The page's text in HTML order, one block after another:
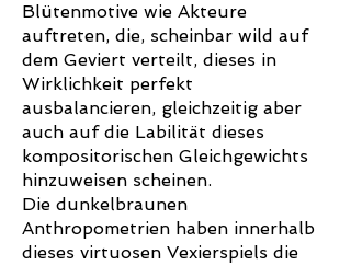
Blütenmotive wie Akteure
auftreten, die, scheinbar wild auf
dem Geviert verteilt, dieses in
Wirklichkeit perfekt
ausbalancieren, gleichzeitig aber
auch auf die Labilität dieses
kompositorischen Gleichgewichts
hinzuweisen scheinen.
Die dunkelbraunen
Anthropometrien haben innerhalb
dieses virtuosen Vexierspiels die